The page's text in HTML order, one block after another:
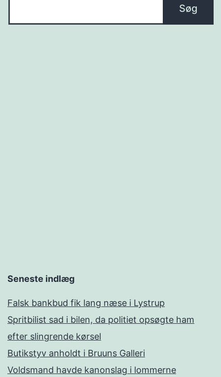
Seneste indlæg
Falsk bankbud fik lang næse i Lystrup
Spritbilist sad i bilen, da politiet opsøgte ham
efter slingrende kørsel
Butikstyv anholdt i Bruuns Galleri
Voldsmand havde kanonslag i lommerne